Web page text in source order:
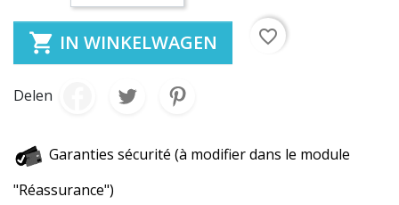
 IN WINKELWAGEN favorite_border
Delen
Garanties sécurité (à modifier dans le module
"Réassurance")